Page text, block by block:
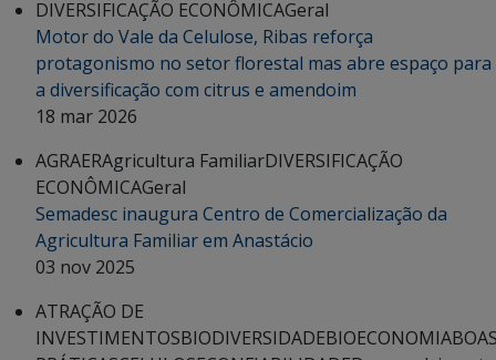
DIVERSIFICAÇÃO ECONÔMICAGeral
Motor do Vale da Celulose, Ribas reforça
protagonismo no setor florestal mas abre espaço para
a diversificação com citrus e amendoim
18 mar 2026
AGRAERAgricultura FamiliarDIVERSIFICAÇÃO
ECONÔMICAGeral
Semadesc inaugura Centro de Comercialização da
Agricultura Familiar em Anastácio
03 nov 2025
ATRAÇÃO DE
INVESTIMENTOSBIODIVERSIDADEBIOECONOMIA